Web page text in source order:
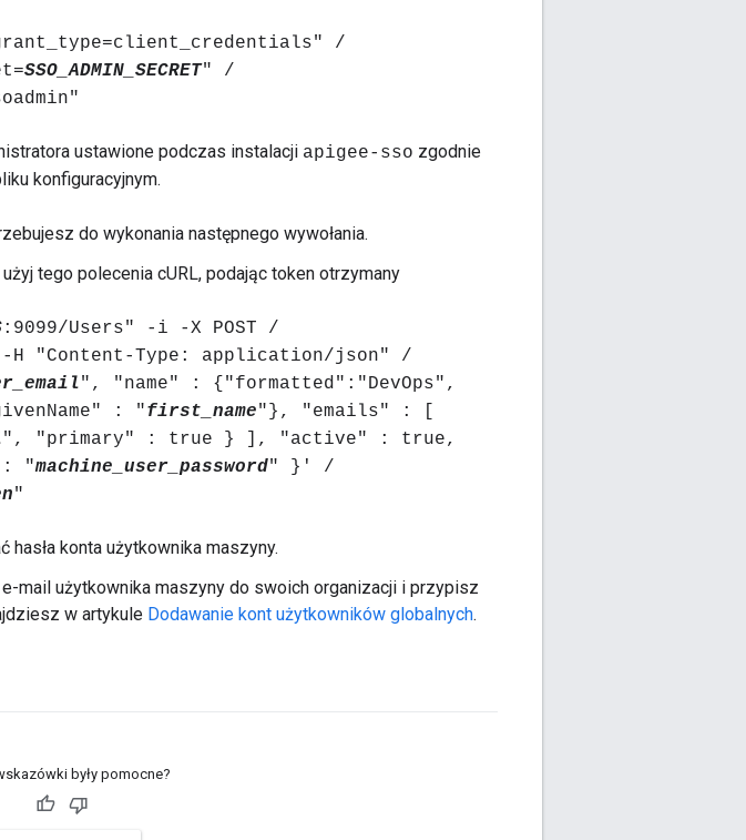
/
SSO_ADMIN_SECRET" /
ustawione podczas instalacji apigee-sso zgodnie
konfiguracyjnym.
do wykonania następnego wywołania.
tego polecenia cURL, podając token otrzymany
:9099/Users" -i -X POST /
"Content-Type: application/json" /
", "name" : {"formatted":"DevOps",
: "first_name"}, "emails" : [
", "primary" : true } ], "active" : true,
: "machine_user_password" }' /
"
konta użytkownika maszyny.
mail użytkownika maszyny do swoich organizacji i przypisz
w artykule Dodawanie kont użytkowników globalnych.
były pomocne?